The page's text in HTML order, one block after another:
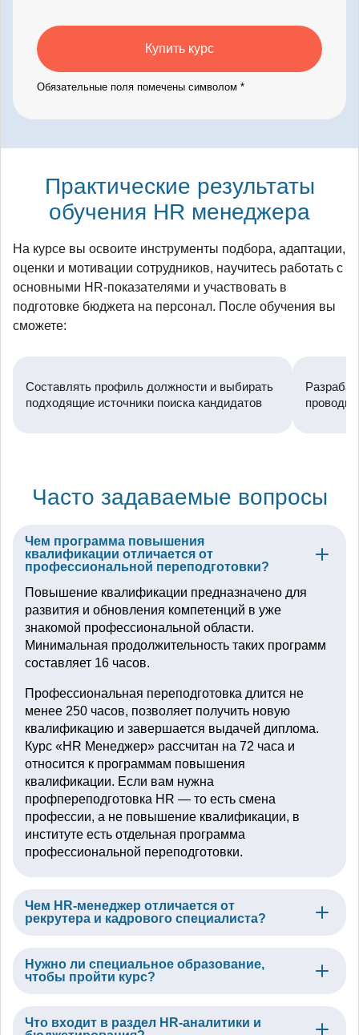
Купить курс
Обязательные поля помечены символом *
Практические результаты
обучения HR менеджера
На курсе вы освоите инструменты подбора, адаптации,
оценки и мотивации сотрудников, научитесь работать с
основными HR-показателями и участвовать в
подготовке бюджета на персонал. После обучения вы
сможете:
Составлять профиль должности и выбирать
подходящие источники поиска кандидатов
Часто задаваемые вопросы
Чем программа повышения
квалификации отличается от
профессиональной переподготовки?
Повышение квалификации предназначено для
развития и обновления компетенций в уже
знакомой профессиональной области.
Минимальная продолжительность таких программ
составляет 16 часов.
Профессиональная переподготовка длится не
менее 250 часов, позволяет получить новую
квалификацию и завершается выдачей диплома.
Курс «HR Менеджер» рассчитан на 72 часа и
относится к программам повышения
квалификации. Если вам нужна
профпереподготовка HR — то есть смена
профессии, а не повышение квалификации, в
институте есть отдельная программа
профессиональной переподготовки.
Чем HR-менеджер отличается от
рекрутера и кадрового специалиста?
Нужно ли специальное образование,
чтобы пройти курс?
Что входит в раздел HR-аналитики и